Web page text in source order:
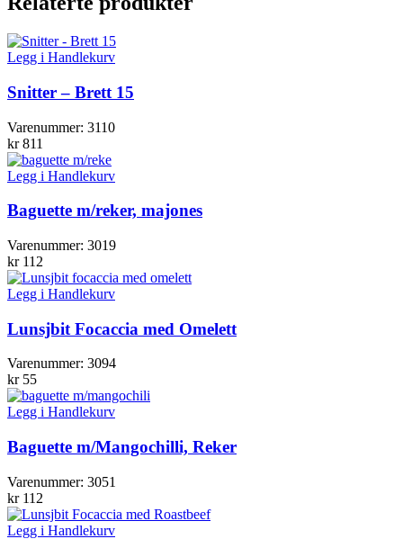
Legg i Handlekurv
Snitter – Brett 15
Varenummer: 3110
kr811
Legg i Handlekurv
Baguette m/reker, majones
Varenummer: 3019
kr112
Legg i Handlekurv
Lunsjbit Focaccia med Omelett
Varenummer: 3094
kr55
Legg i Handlekurv
Baguette m/Mangochilli, Reker
Varenummer: 3051
kr112
Legg i Handlekurv